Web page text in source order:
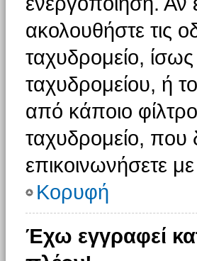
ακολουθήστε τις
ταχυδρομείο,
ταχυδρομείου, ή
από κάποιο
ταχυδρομείο,
επικοινωνήσετε
Κορυφή
Έχω εγγραφεί